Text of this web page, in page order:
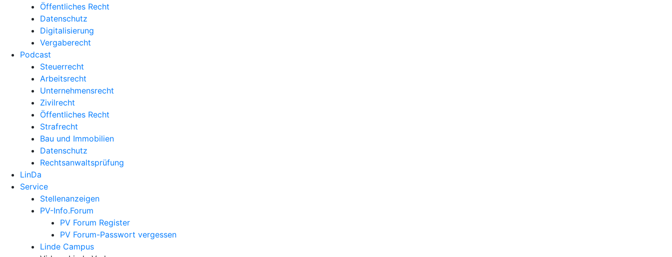
Öffentliches Recht
Datenschutz
Digitalisierung
Vergaberecht
Podcast
Steuerrecht
Arbeitsrecht
Unternehmens­recht
Zivilrecht
Öffentliches Recht
Strafrecht
Bau und Immobilien
Datenschutz
Rechtsanwalts­prüfung
LinDa
Service
Stellenanzeigen
PV-Info.Forum
PV Forum Register
PV Forum-Passwort vergessen
Linde Campus